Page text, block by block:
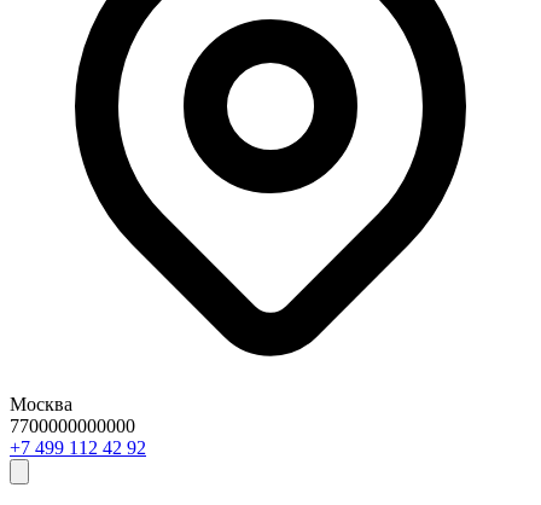
Москва
7700000000000
29 24 211 994 7+